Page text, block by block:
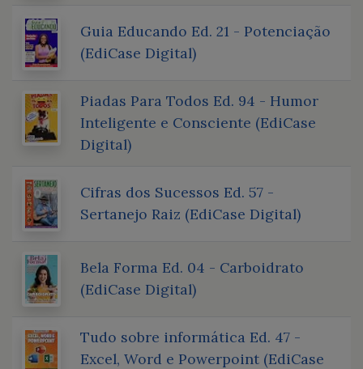
Guia Educando Ed. 21 - Potenciação
(EdiCase Digital)
Piadas Para Todos Ed. 94 - Humor
Inteligente e Consciente (EdiCase
Digital)
Cifras dos Sucessos Ed. 57 -
Sertanejo Raiz (EdiCase Digital)
Bela Forma Ed. 04 - Carboidrato
(EdiCase Digital)
Tudo sobre informática Ed. 47 -
Excel, Word e Powerpoint (EdiCase